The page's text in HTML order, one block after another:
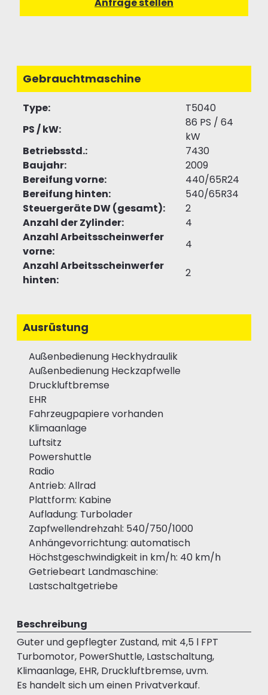
Gebrauchtmaschine
Type:
T5040
PS / kW:
86 PS / 64
kW
Betriebsstd.:
7430
Baujahr:
2009
Bereifung vorne:
440/65R24
Bereifung hinten:
540/65R34
Steuergeräte DW (gesamt):
2
Anzahl der Zylinder:
4
Anzahl Arbeitsscheinwerfer
vorne:
4
Anzahl Arbeitsscheinwerfer
hinten:
2
Ausrüstung
Außenbedienung Heckhydraulik
Außenbedienung Heckzapfwelle
Druckluftbremse
EHR
Fahrzeugpapiere vorhanden
Klimaanlage
Luftsitz
Powershuttle
Radio
Antrieb: Allrad
Plattform: Kabine
Aufladung: Turbolader
Zapfwellendrehzahl: 540/750/1000
Anhängevorrichtung: automatisch
Höchstgeschwindigkeit in km/h: 40 km/h
Getriebeart Landmaschine:
Lastschaltgetriebe
Beschreibung
Guter und gepflegter Zustand, mit 4,5 l FPT
Turbomotor, PowerShuttle, Lastschaltung,
Klimaanlage, EHR, Druckluftbremse, uvm.
Es handelt sich um einen Privatverkauf.